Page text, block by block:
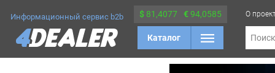
Информационный сервис b2b $ 81,4077 €94,0585
Каталог
О
Поиск